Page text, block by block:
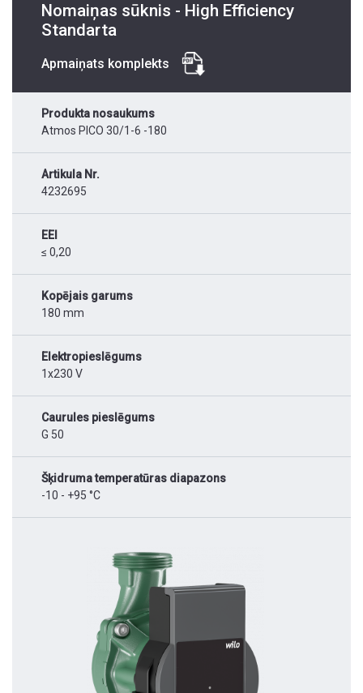
Nomaiņas sūknis - High Efficiency
Standarta
Apmaiņats komplekts
Produkta nosaukums
Atmos PICO 30/1-6 -180
Artikula Nr.
4232695
EEI
≤ 0,20
Kopējais garums
180 mm
Elektropieslēgums
1x230 V
Caurules pieslēgums
G 50
Šķidruma temperatūras diapazons
-10 - +95 °C